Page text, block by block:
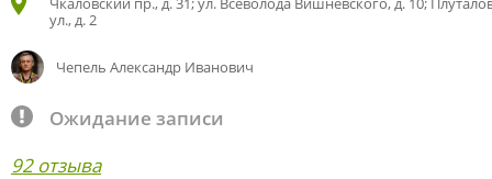
ул., д. 2
Чепель Александр Иванович
Ожидание записи
92 отзыва